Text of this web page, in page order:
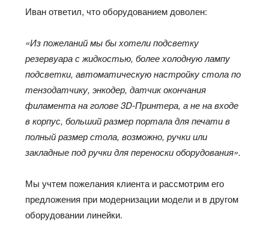
Иван ответил, что оборудованием доволен:
«Из пожеланий мы бы хотели подсветку
резервуара с жидкостью, более холодную лампу
подсветки, автоматическую настройку стола по
тензодатчику, энкодер, датчик окончания
филамента на голове 3D-Принтера, а не на входе
в корпус, больший размер портала для печати в
полный размер стола, возможно, ручки или
закладные под ручки для переноски оборудования».
Мы учтем пожелания клиента и рассмотрим его
предложения при модернизации модели и в другом
оборудовании линейки.